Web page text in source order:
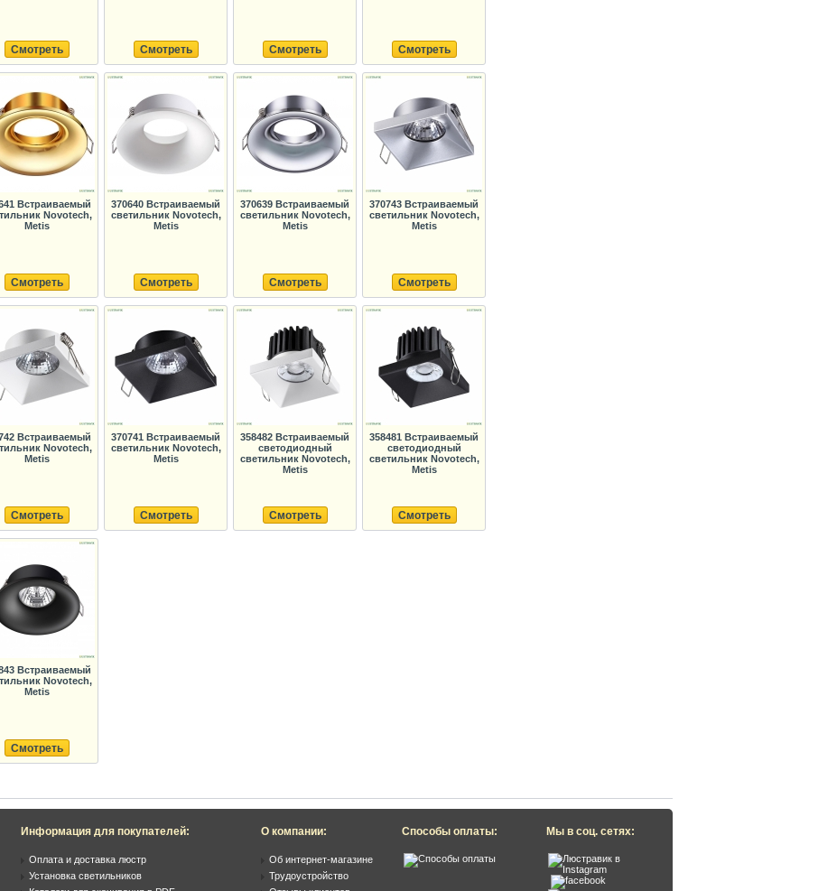
Смотреть Смотреть Смотреть Смотреть
Встраиваемый
Novotech,
Metis
Смотреть
370640 Встраиваемый
светильник Novotech,
Metis
Смотреть
370639 Встраиваемый
светильник Novotech,
Metis
Смотреть
370743 Встраиваемый
светильник Novotech,
Metis
Смотреть
Встраиваемый
Novotech,
Metis
Смотреть
370741 Встраиваемый
светильник Novotech,
Metis
Смотреть
358482 Встраиваемый
светодиодный
светильник Novotech,
Metis
Смотреть
358481 Встраиваемый
светодиодный
светильник Novotech,
Metis
Смотреть
Встраиваемый
Novotech,
Metis
Смотреть
Информация для покупателей:
Оплата и доставка люстр
Установка светильников
О компании:
Об интернет-магазине
Трудоустройство
Способы оплаты: Мы в соц. сетях: